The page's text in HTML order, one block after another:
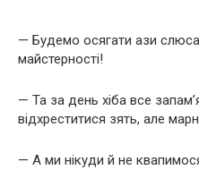
— Будемо осягати ази
майстерності!
— Та за день хіба все
відхреститися зять, але
— А ми нікуди й не